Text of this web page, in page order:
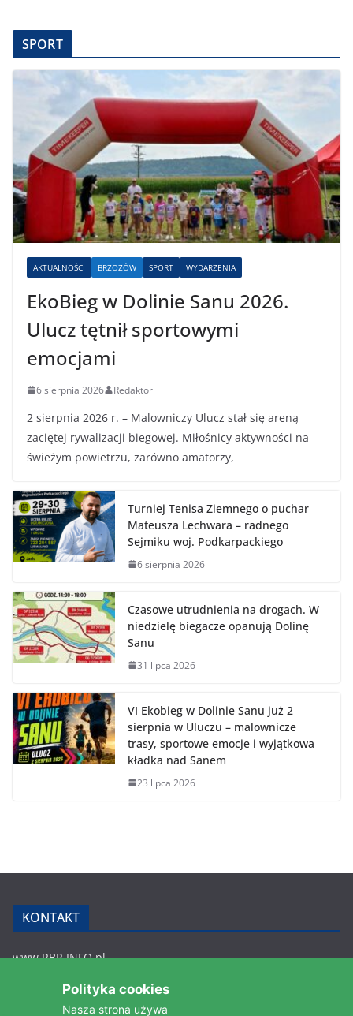
SPORT
AKTUALNOŚCI BRZOZÓW SPORT WYDARZENIA
EkoBieg w Dolinie Sanu 2026.
Ulucz tętnił sportowymi
emocjami
6 sierpnia 2026 Redaktor
2 sierpnia 2026 r. – Malowniczy Ulucz stał się areną
zaciętej rywalizacji biegowej. Miłośnicy aktywności na
świeżym powietrzu, zarówno amatorzy,
Turniej Tenisa Ziemnego o puchar
Mateusza Lechwara – radnego
Sejmiku woj. Podkarpackiego
6 sierpnia 2026
Czasowe utrudnienia na drogach. W
niedzielę biegacze opanują Dolinę
Sanu
31 lipca 2026
VI Ekobieg w Dolinie Sanu już 2
sierpnia w Uluczu – malownicze
trasy, sportowe emocje i wyjątkowa
kładka nad Sanem
23 lipca 2026
KONTAKT
www.RBR.INFO.pl
36-200 BrzozówPolityka cookies
Nasza strona używa